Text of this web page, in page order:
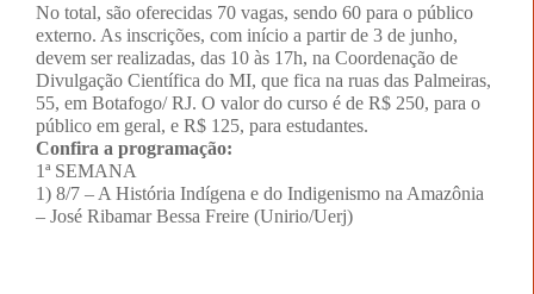
No total, são oferecidas 70 vagas, sendo 60 para o público
externo. As inscrições, com início a partir de 3 de junho,
devem ser realizadas, das 10 às 17h, na Coordenação de
Divulgação Científica do MI, que fica na ruas das Palmeiras,
55, em Botafogo/ RJ. O valor do curso é de R$ 250, para o
público em geral, e R$ 125, para estudantes.
Confira a programação:
1ª SEMANA
1) 8/7 – A História Indígena e do Indigenismo na Amazônia
– José Ribamar Bessa Freire (Unirio/Uerj)